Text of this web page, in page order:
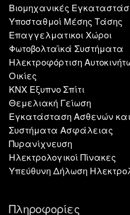
Βιομηχανικές
Υποσταθμοί Μέσης Τάσης
Επαγγελματικοι Χώροι
Φωτοβολταϊκά Συστήματα
Ηλεκτροφόρτιση
Οικίες
KNX Εξυπνο Σπίτι
Θεμελιακή Γείωση
Εγκατάσταση Ασθενών
Συστήματα Ασφάλειας
Πυρανίχνευση
Ηλεκτρολογικοί Πίνακες
Υπεύθυνη Δήλωση
Πληροφορίες